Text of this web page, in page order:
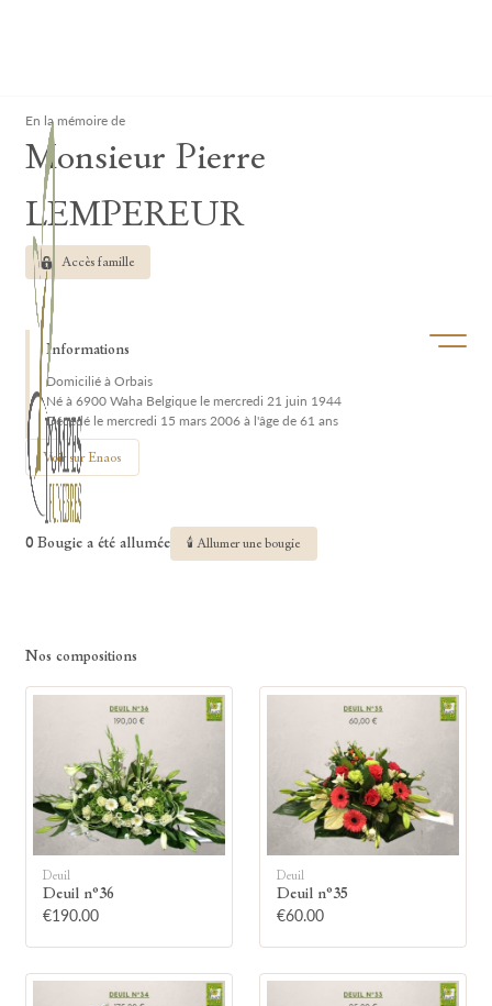
Ouvrir/
En la mémoire de
Monsieur Pierre
LEMPEREUR
Accès famille
Informations
Domicilié à Orbais
Né à 6900 Waha Belgique le mercredi 21 juin 1944
Décédé le mercredi 15 mars 2006 à l'âge de 61 ans
Voir sur Enaos
0 Bougie a été allumée 🕯 Allumer une bougie
Nos compositions
Deuil
Deuil n°36
€190.00
Deuil
Deuil n°35
€60.00